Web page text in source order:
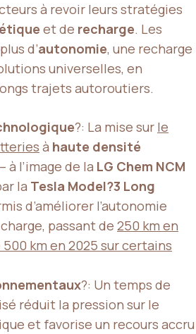
à revoir leurs stratégies
et de recharge. Les
d’autonomie, une recharge
universelles, en
trajets autoroutiers.
?: La mise sur le
à haute densité
– à l’image de la LG Chem NCM
la Tesla Model?3 Long
d’améliorer l’autonomie
passant de 250 km en
500 km en 2025 sur certains
?: Un temps de
réduit la pression sur le
et favorise un recours accru